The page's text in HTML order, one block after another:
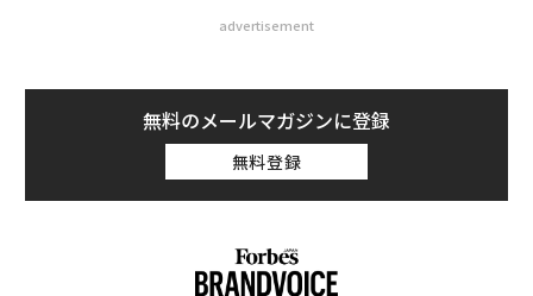
advertisement
無料のメールマガジンに登録
無料登録